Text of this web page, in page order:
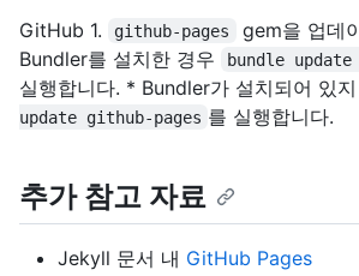
GitHub 1.
github-pages
gem을 업데
Bundler를 설치한 경우
bundle
실행합니다. * Bundler가 설치되어 있
update github-pages 를 실행합니다.
추가 참고 자료
Jekyll 문서 내 GitHub Pages